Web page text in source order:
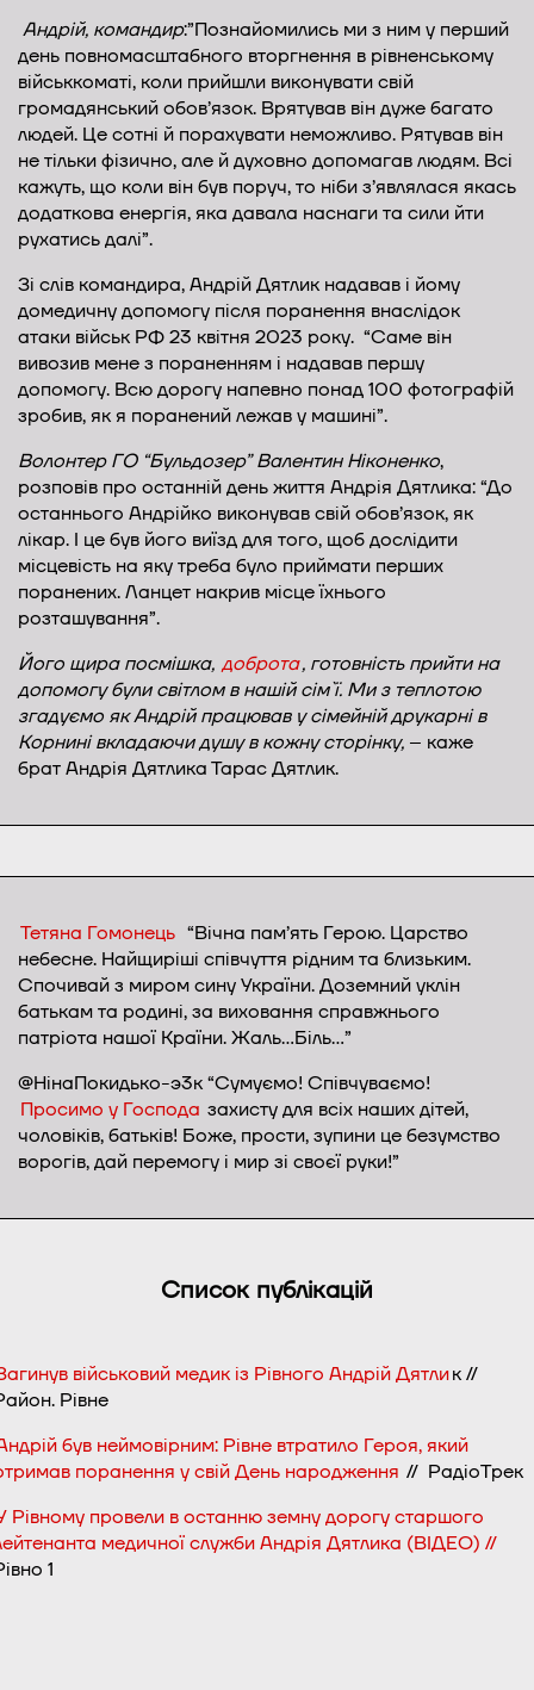
Андрій, командир:”Познайомились ми з ним у перший
день повномасштабного вторгнення в рівненському
військкоматі, коли прийшли виконувати свій
громадянський обов’язок. Врятував він дуже багато
людей. Це сотні й порахувати неможливо. Рятував він
не тільки фізично, але й духовно допомагав людям. Всі
кажуть, що коли він був поруч, то ніби з’являлася якась
додаткова енергія, яка давала наснаги та сили йти
рухатись далі”.
Зі слів командира, Андрій Дятлик надавав і йому
домедичну допомогу після поранення внаслідок
атаки військ РФ 23 квітня 2023 року. “Саме він
вивозив мене з пораненням і надавав першу
допомогу. Всю дорогу напевно понад 100 фотографій
зробив, як я поранений лежав у машині”.
Волонтер ГО “Бульдозер” Валентин Ніконенко,
розповів про останній день життя Андрія Дятлика: “До
останнього Андрійко виконував свій обов’язок, як
лікар. І це був його виїзд для того, щоб дослідити
місцевість на яку треба було приймати перших
поранених. Ланцет накрив місце їхнього
розташування”.
Його щира посмішка, доброта, готовність прийти на
допомогу були світлом в нашій сім`ї. Ми з теплотою
згадуємо як Андрій працював у сімейній друкарні в
Корнині вкладаючи душу в кожну сторінку, – каже
брат Андрія Дятлика Тарас Дятлик.
Тетяна Гомонець “Вічна пам’ять Герою. Царство
небесне. Найщиріші співчуття рідним та близьким.
Спочивай з миром сину України. Доземний уклін
батькам та родині, за виховання справжнього
патріота нашої Країни. Жаль…Біль…”
@НінаПокидько-э3к “Сумуємо! Співчуваємо!
Просимо у Господа захисту для всіх наших дітей,
чоловіків, батьків! Боже, прости, зупини це безумство
ворогів, дай перемогу і мир зі своєї руки!”
Список публікацій
військовий медик із Рівного Андрій Дятлик //
Рівне
був неймовірним: Рівне втратило Героя, який
поранення у свій День народження //
Рівному провели в останню земну дорогу старшого
медичної служби Андрія Дятлика (ВІДЕО) //
1